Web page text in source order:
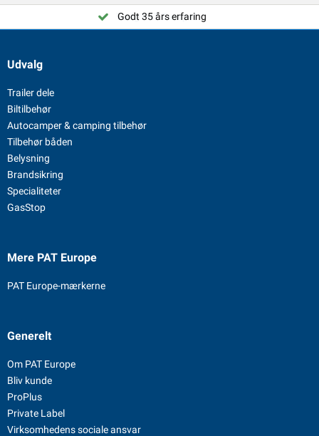
Godt 35 års erfaring
Udvalg
Trailer dele
Biltilbehør
Autocamper & camping tilbehør
Tilbehør båden
Belysning
Brandsikring
Specialiteter
GasStop
Mere PAT Europe
PAT Europe-mærkerne
Generelt
Om PAT Europe
Bliv kunde
ProPlus
Private Label
Virksomhedens sociale ansvar